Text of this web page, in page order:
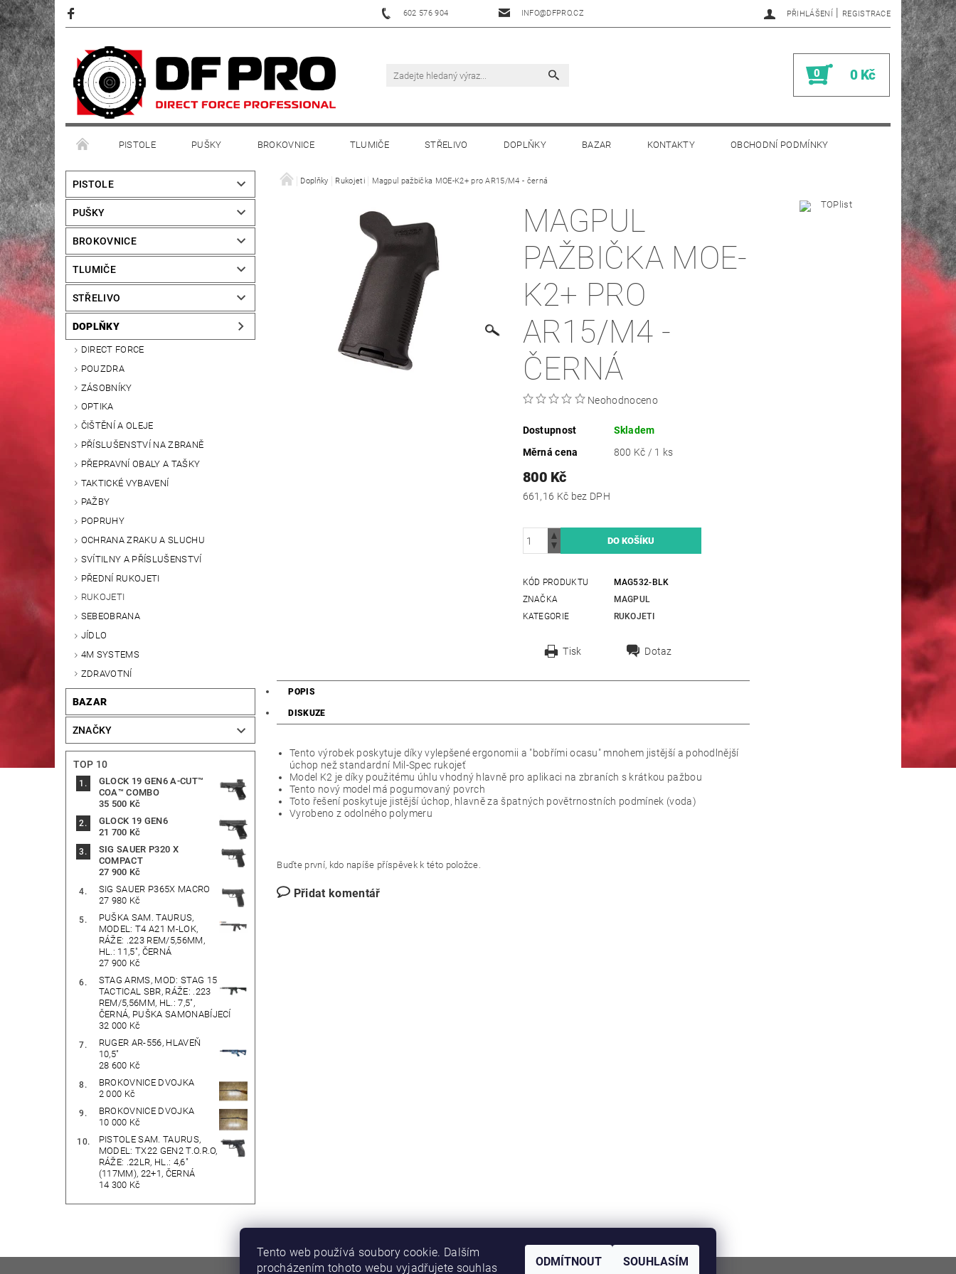
602 576 904 INFO@DFPRO.CZ PŘIHLÁŠENÍ | REGISTRACE
0 0 Kč
PISTOLE PUŠKY BROKOVNICE TLUMIČE STŘELIVO DOPLŇKY BAZAR KONTAKTY OBCHODNÍ PODMÍNKY
PISTOLE
PUŠKY
BROKOVNICE
TLUMIČE
STŘELIVO
DOPLŇKY
DIRECT FORCE
POUZDRA
ZÁSOBNÍKY
OPTIKA
ČIŠTĚNÍ A OLEJE
PŘÍSLUŠENSTVÍ NA ZBRANĚ
PŘEPRAVNÍ OBALY A TAŠKY
TAKTICKÉ VYBAVENÍ
PAŽBY
POPRUHY
OCHRANA ZRAKU A SLUCHU
SVÍTILNY A PŘÍSLUŠENSTVÍ
PŘEDNÍ RUKOJETI
RUKOJETI
SEBEOBRANA
JÍDLO
4M SYSTEMS
ZDRAVOTNÍ
BAZAR
ZNAČKY
TOP 10
GLOCK 19 GEN6 A-CUT™
COA™ COMBO
35 500 Kč
GLOCK 19 GEN6
21 700 Kč
SIG SAUER P320 X
COMPACT
27 900 Kč
SIG SAUER P365X MACRO
27 980 Kč
PUŠKA SAM. TAURUS,
MODEL: T4 A21 M-LOK,
RÁŽE: .223 REM/5,56MM,
HL.: 11,5", ČERNÁ
27 900 Kč
STAG ARMS, MOD: STAG 15
TACTICAL SBR, RÁŽE: .223
REM/5,56MM, HL.: 7,5",
ČERNÁ, PUŠKA SAMONABÍJECÍ
32 000 Kč
RUGER AR-556, HLAVEŇ
10,5"
28 600 Kč
BROKOVNICE DVOJKA
2 000 Kč
BROKOVNICE DVOJKA
10 000 Kč
PISTOLE SAM. TAURUS,
MODEL: TX22 GEN2 T.O.R.O,
RÁŽE: .22LR, HL.: 4,6"
(117MM), 22+1, ČERNÁ
14 300 Kč
Doplňky Rukojeti Magpul pažbička MOE-K2+ pro AR15/M4 - černá
MAGPUL
PAŽBIČKA MOE-
K2+ PRO
AR15/M4 -
ČERNÁ
Neohodnoceno
Dostupnost
Skladem
Měrná cena
800 Kč / 1 ks
800 Kč
661,16 Kč bez DPH
KÓD PRODUKTU
MAG532-BLK
ZNAČKA
MAGPUL
KATEGORIE
RUKOJETI
Tisk Dotaz
POPIS
DISKUZE
Tento výrobek poskytuje díky vylepšené ergonomii a "bobřími ocasu" mnohem jistější a pohodlnější
úchop než standardní Mil-Spec rukojeť
Model K2 je díky použitému úhlu vhodný hlavně pro aplikaci na zbraních s krátkou pažbou
Tento nový model má pogumovaný povrch
Toto řešení poskytuje jistější úchop, hlavně za špatných povětrnostních podmínek (voda)
Vyrobeno z odolného polymeru
Buďte první, kdo napíše příspěvek k této položce.
Přidat komentář
Tento web používá soubory cookie. Dalším
procházením tohoto webu vyjadřujete souhlas
ODMÍTNOUT SOUHLASÍM